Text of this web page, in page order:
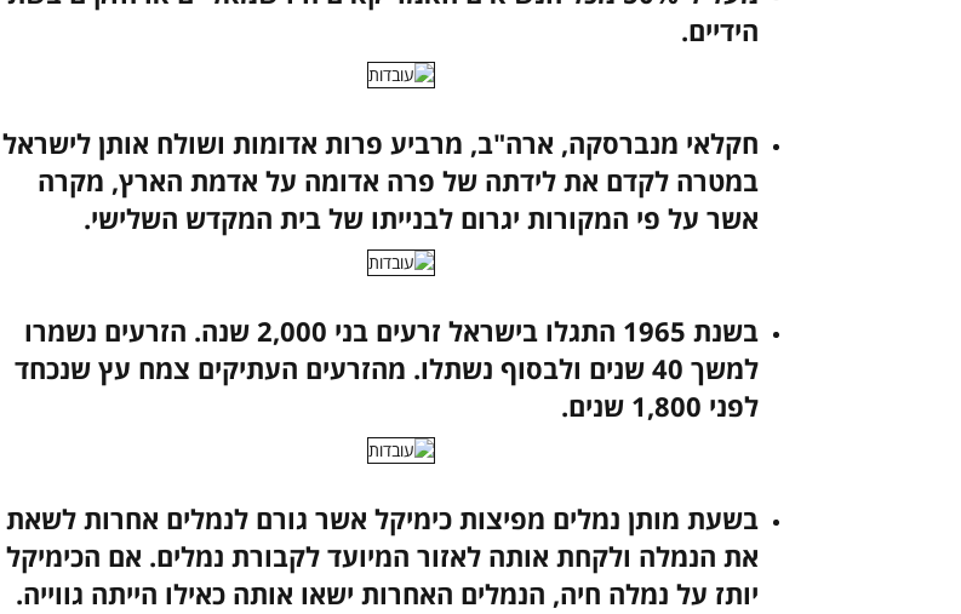
הידיים.
חקלאי מנברסקה, ארה"ב, מרביע פרות אדומות ושולח אותן לישראל
במטרה לקדם את לידתה של פרה אדומה על אדמת הארץ, מקרה
אשר על פי המקורות יגרום לבנייתו של בית המקדש השלישי.
בשנת 1965 התגלו בישראל זרעים בני 2,000 שנה. הזרעים נשמרו
למשך 40 שנים ולבסוף נשתלו. מהזרעים העתיקים צמח עץ שנכחד
לפני 1,800 שנים.
בשעת מותן נמלים מפיצות כימיקל אשר גורם לנמלים אחרות לשאת
את הנמלה ולקחת אותה לאזור המיועד לקבורת נמלים. אם הכימיקל
יותז על נמלה חיה, הנמלים האחרות ישאו אותה כאילו הייתה גווייה.